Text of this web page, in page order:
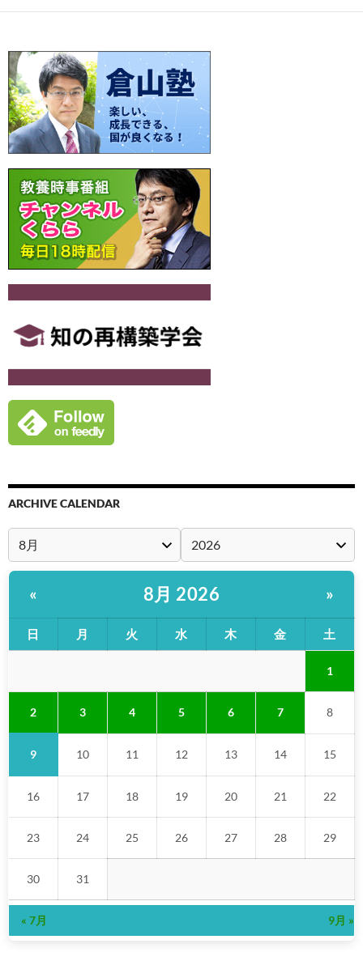
ARCHIVE CALENDAR
« 8月 2026 »
日 月 火 水 木 金 土
1
2 3 4 5 6 7 8
9 10 11 12 13 14 15
16 17 18 19 20 21 22
23 24 25 26 27 28 29
30 31
« 7月 9月 »